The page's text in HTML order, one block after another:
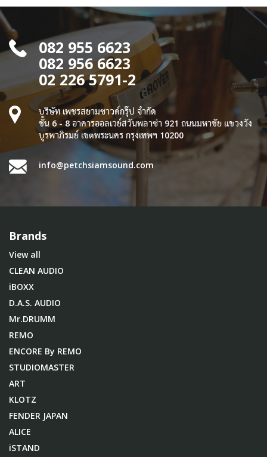
082 955 6623
082 956 6623
02 226 5791-2
บริษัท เพชรสยามซาวด์กรุ๊ป จำกัด
ชั้น 6 - 8 อาคารออลเวย์สวันพลาซ่า 921 ถนนมหาชัย แขวงวัง
บูรพาภิรมย์ เขตพระนคร กรุงเทพฯ 10200
info@petchsiamsound.com
Brands
View all
CLEAN AUDIO
iBOXX
D.A.S. AUDIO
Mr.DRUMM
REMO
ENCORE By REMO
STUDIOMASTER
ART
KLOTZ
FENDER JAPAN
ALICE
iSTAND